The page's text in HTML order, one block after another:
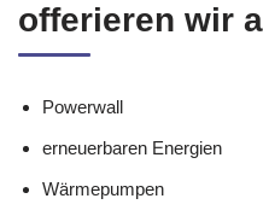
offerieren wir
Powerwall
erneuerbaren Energien
Wärmepumpen